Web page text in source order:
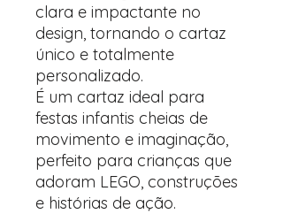
clara e impactante no
design, tornando o cartaz
único e totalmente
personalizado.
É um cartaz ideal para
festas infantis cheias de
movimento e imaginação,
perfeito para crianças que
adoram LEGO, construções
e histórias de ação.